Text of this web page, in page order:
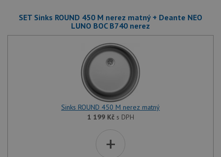
SET Sinks ROUND 450 M nerez matný + Deante NEO
LUNO BOC B740 nerez
Sinks ROUND 450 M nerez matný
1 199 Kčs DPH
+